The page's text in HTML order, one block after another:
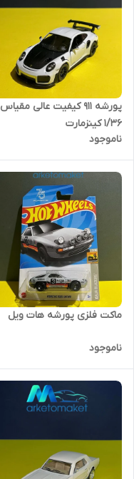
پورشه ۹۱۱ کیفیت عالی مقیاس
۱/۳۶ کینزمارت
ناموجود
ماکت فلزی پورشه هات ویل
ناموجود